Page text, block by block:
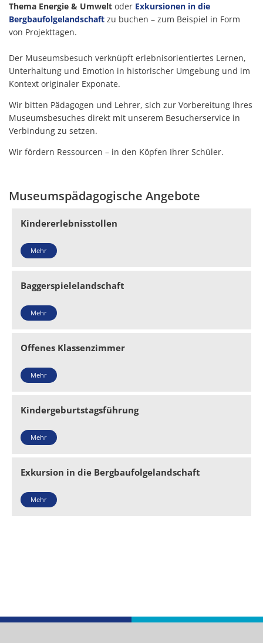
Thema Energie & Umwelt oder Exkursionen in die
Bergbaufolgelandschaft zu buchen – zum Beispiel in Form
von Projekttagen.
Der Museumsbesuch verknüpft erlebnisorientiertes Lernen,
Unterhaltung und Emotion in historischer Umgebung und im
Kontext originaler Exponate.
Wir bitten Pädagogen und Lehrer, sich zur Vorbereitung Ihres
Museumsbesuches direkt mit unserem Besucherservice in
Verbindung zu setzen.
Wir fördern Ressourcen – in den Köpfen Ihrer Schüler.
Museumspädagogische Angebote
Kindererlebnisstollen
Mehr
Baggerspielelandschaft
Mehr
Offenes Klassenzimmer
Mehr
Kindergeburtstagsführung
Mehr
Exkursion in die Bergbaufolgelandschaft
Mehr